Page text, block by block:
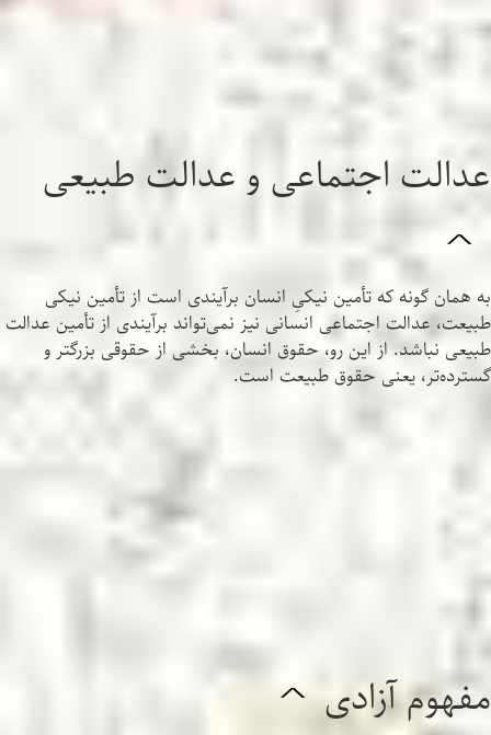
عدالت اجتماعی و عدالت طبیعی
^
به همان گونه که تأمین نیکیِ انسان برآیندی است از تأمین نیکی
طبیعت، عدالت اجتماعی انسانی نیز نمی‌تواند برآیندی از تأمین عدالت
طبیعی نباشد. از این رو، حقوق انسان، بخشی از حقوقی بزرگتر و
گسترده‌تر، یعنی حقوق طبیعت است.
مفهوم آزادی ^